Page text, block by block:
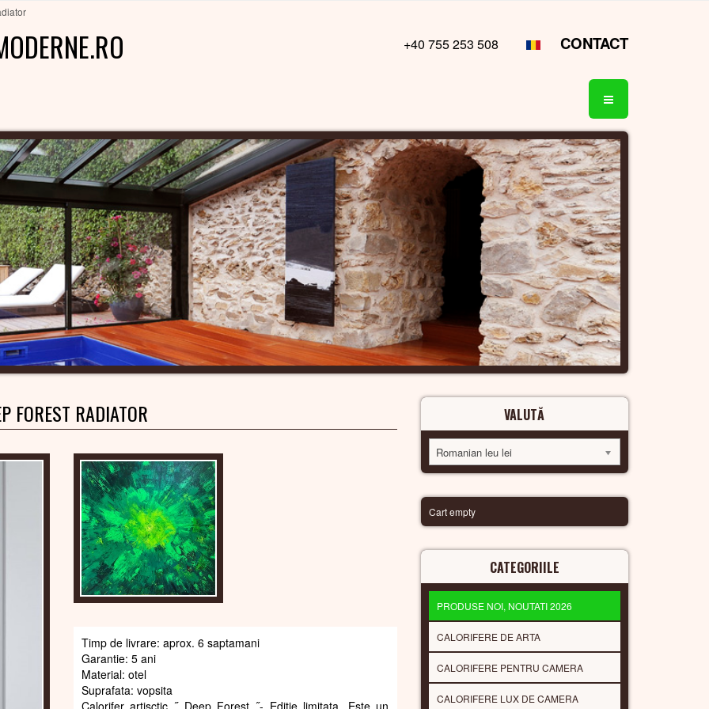
+40 755 253 508 CONTACT
FOREST RADIATOR
Timp de livrare: aprox. 6 saptamani
Garantie: 5 ani
Material: otel
Suprafata: vopsita
VALUTĂ
Romanian leu lei
Cart empty
CATEGORIILE
PRODUSE NOI, NOUTATI 2026
CALORIFERE DE ARTA
CALORIFERE PENTRU CAMERA
CALORIFERE LUX DE CAMERA